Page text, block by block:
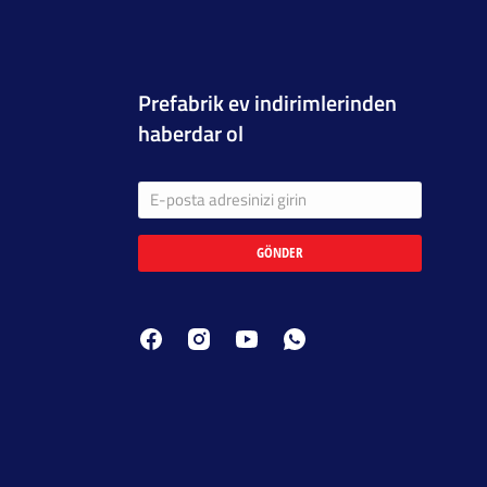
Prefabrik ev indirimlerinden
haberdar ol
GÖNDER